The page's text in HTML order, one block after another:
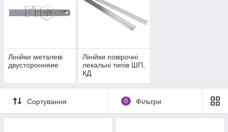
Лінійки металеві
двусторонняие
Лінійки повірочні
лекальні типів ШП,
КД
Сортування 0 Фільтри